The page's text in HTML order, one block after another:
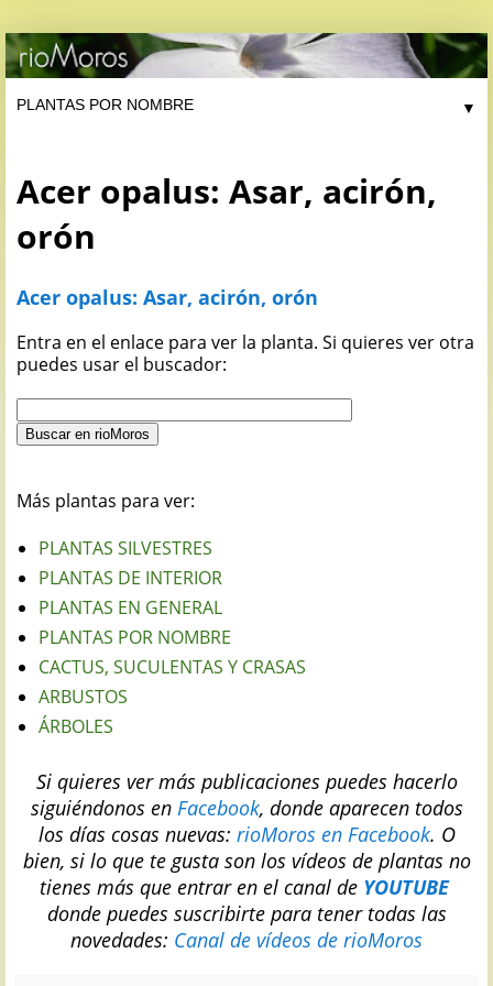
▼
Acer opalus: Asar, acirón,
orón
Acer opalus: Asar, acirón, orón
Entra en el enlace para ver la planta. Si quieres ver otra
puedes usar el buscador:
Más plantas para ver:
PLANTAS SILVESTRES
PLANTAS DE INTERIOR
PLANTAS EN GENERAL
PLANTAS POR NOMBRE
CACTUS, SUCULENTAS Y CRASAS
ARBUSTOS
ÁRBOLES
Si quieres ver más publicaciones puedes hacerlo
siguiéndonos en Facebook, donde aparecen todos
los días cosas nuevas: rioMoros en Facebook. O
bien, si lo que te gusta son los vídeos de plantas no
tienes más que entrar en el canal de YOUTUBE
donde puedes suscribirte para tener todas las
novedades: Canal de vídeos de rioMoros